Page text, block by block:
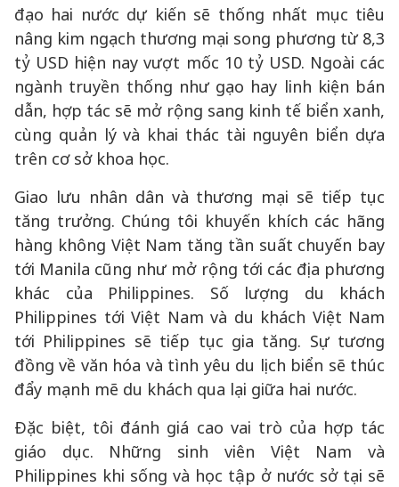
đạo hai nước dự kiến sẽ thống nhất mục tiêu
nâng kim ngạch thương mại song phương từ 8,3
tỷ USD hiện nay vượt mốc 10 tỷ USD. Ngoài các
ngành truyền thống như gạo hay linh kiện bán
dẫn, hợp tác sẽ mở rộng sang kinh tế biển xanh,
cùng quản lý và khai thác tài nguyên biển dựa
trên cơ sở khoa học.
Giao lưu nhân dân và thương mại sẽ tiếp tục
tăng trưởng. Chúng tôi khuyến khích các hãng
hàng không Việt Nam tăng tần suất chuyến bay
tới Manila cũng như mở rộng tới các địa phương
khác của Philippines. Số lượng du khách
Philippines tới Việt Nam và du khách Việt Nam
tới Philippines sẽ tiếp tục gia tăng. Sự tương
đồng về văn hóa và tình yêu du lịch biển sẽ thúc
đẩy mạnh mẽ du khách qua lại giữa hai nước.
Đặc biệt, tôi đánh giá cao vai trò của hợp tác
giáo dục. Những sinh viên Việt Nam và
Philippines khi sống và học tập ở nước sở tại sẽ